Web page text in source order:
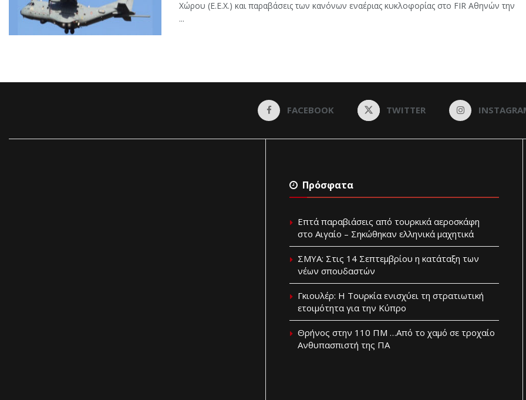
Χώρου (Ε.Ε.Χ.) και παραβάσεις των κανόνων εναέριας κυκλοφορίας στο FIR Αθηνών την
...
FACEBOOK TWITTER
Πρόσφατα
Επτά παραβιάσεις από τουρκικά αεροσκάφη
στο Αιγαίο – Σηκώθηκαν ελληνικά μαχητικά
ΣΜΥΑ: Στις 14 Σεπτεμβρίου η κατάταξη των
νέων σπουδαστών
Γκιουλέρ: Η Τουρκία ενισχύει τη στρατιωτική
ετοιμότητα για την Κύπρο
Θρήνος στην 110 ΠΜ …Από το χαμό σε τροχαίο
Ανθυπασπιστή της ΠΑ